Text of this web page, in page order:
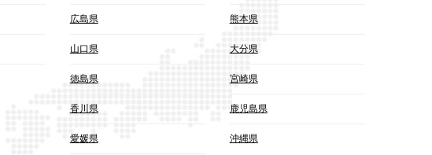
広島県
山口県
徳島県
香川県
愛媛県
熊本県
大分県
宮崎県
鹿児島県
沖縄県